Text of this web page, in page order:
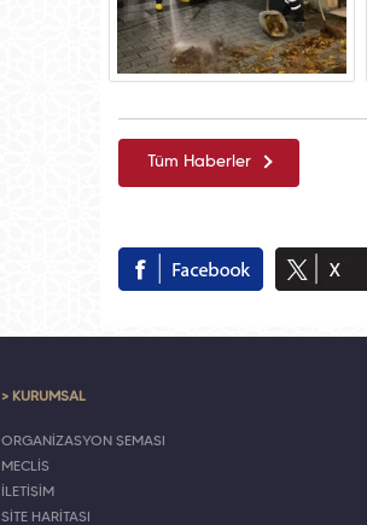
Tüm Haberler
> KURUMSAL
ORGANİZASYON ŞEMASI
MECLİS
İLETİŞİM
SİTE HARİTASI